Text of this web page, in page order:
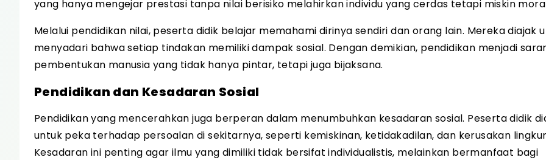
yang hanya mengejar prestasi tanpa nilai berisiko melahirkan individu yang cerdas tetapi miskin
Melalui pendidikan nilai, peserta didik belajar memahami dirinya sendiri dan orang lain. Mereka diajak
menyadari bahwa setiap tindakan memiliki dampak sosial. Dengan demikian, pendidikan menjadi
pembentukan manusia yang tidak hanya pintar, tetapi juga bijaksana.
Pendidikan dan Kesadaran Sosial
Pendidikan yang mencerahkan juga berperan dalam menumbuhkan kesadaran sosial. Peserta didik
untuk peka terhadap persoalan di sekitarnya, seperti kemiskinan, ketidakadilan, dan kerusakan
Kesadaran ini penting agar ilmu yang dimiliki tidak bersifat individualistis, melainkan bermanfaat bagi